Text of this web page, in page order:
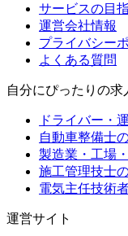
サービスの目
運営会社情報
プライバシー
よくある質問
自分にぴったりの
ドライバー・
自動車整備士
製造業・工場
施工管理技士
電気主任技術
運営サイト